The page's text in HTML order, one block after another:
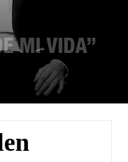
MI VIDA”